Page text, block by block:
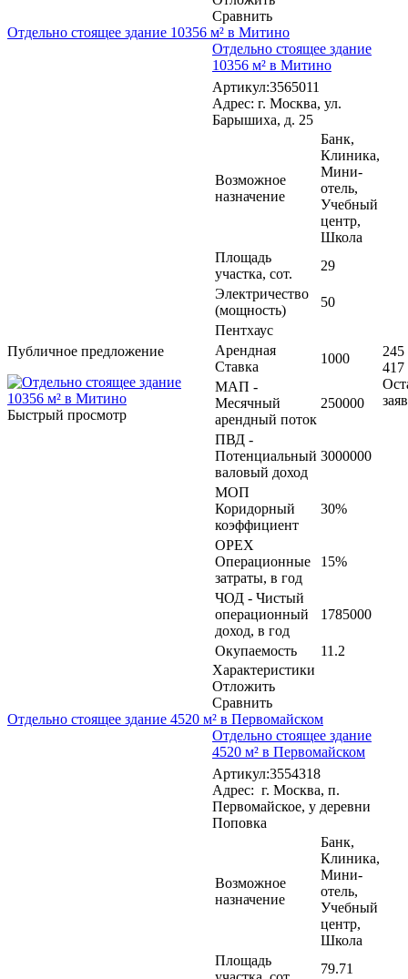
Сравнить
Отдельно стоящее здание 10356 м² в Митино
Публичное предложение
Быстрый просмотр
Отдельно стоящее здание
10356 м² в Митино
Артикул:3565011
Адрес: г. Москва, ул.
Барышиха, д. 25
Возможное
назначение
Банк,
Клиника,
Мини-
отель,
Учебный
центр,
Школа
Площадь
участка, сот.
29
Электричество
(мощность)
50
Пентхаус
Арендная
Ставка
1000
МАП -
Месячный
арендный поток
250000
ПВД -
Потенциальный
валовый доход
3000000
МОП
Коридорный
коэффициент
30%
OPEX
Операционные
затраты, в год
15%
ЧОД - Чистый
операционный
доход, в год
1785000
Окупаемость
11.2
Характеристики
Отложить
Сравнить
245
417
Отдельно стоящее здание 4520 м² в Первомайском
Отдельно стоящее здание
4520 м² в Первомайском
Артикул:3554318
Адрес: г. Москва, п.
Первомайское, у деревни
Поповка
Возможное
назначение
Банк,
Клиника,
Мини-
отель,
Учебный
центр,
Школа
Площадь
79.71